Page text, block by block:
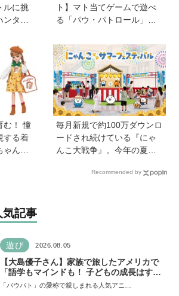
ルに挑
ター
(かく
ホー
ト】マト当てゲームで遊べ
る「パウ・パトロール」＆
「シナモロール」が登場！
新しい「ほんのハッピーセ
ット」にも注目
む！ 憧
する着
ん」
毎月新規で約100万ダウンロ
ードされ続けている『にゃ
んこ大戦争』。今年の夏は
人までファンがいるのはな
Recommended by
気記事
遊び 2026.08.05
【大島優子さん】家族で旅したアメリカで
「語学もマインドも！ 子どもの成長はすご
かった」声優をつとめた映画『パウ・パトロ
「パウパト」の愛称で親しまれる人気アニ…